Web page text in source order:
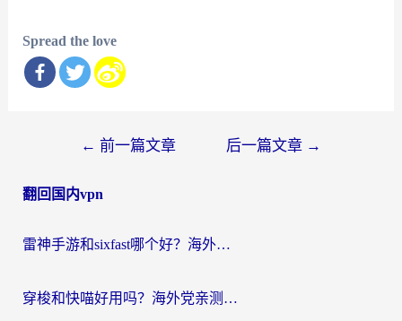
Spread the love
导
← 前一篇文章 后一篇文章 →
翻回国内vpn
雷神手游和sixfast哪个好？海外党亲测3款回国加速器，教你选对不踩坑
穿梭和快喵好用吗？海外党亲测：小众加速器对比+番茄加速器深度体验